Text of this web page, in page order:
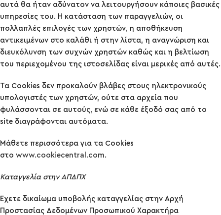
αυτά θα ήταν αδύνατον να λειτουργήσουν κάποιες βασικές
υπηρεσίες του. Η κατάσταση των παραγγελιών, οι
πολλαπλές επιλογές των χρηστών, η αποθήκευση
αντικειμένων στο καλάθι ή στην λίστα, η αναγνώριση και
διευκόλυνση των συχνών χρηστών καθώς και η βελτίωση
του περιεχομένου της ιστοσελίδας είναι μερικές από αυτές.
Τα Cookies δεν προκαλούν βλάβες στους ηλεκτρονικούς
υπολογιστές των χρηστών, ούτε στα αρχεία που
φυλάσσονται σε αυτούς, ενώ σε κάθε έξοδό σας από το
site διαγράφονται αυτόματα.
Μάθετε περισσότερα για τα Cookies
στο www.cookiecentral.com.
Καταγγελία στην ΑΠΔΠΧ
Έχετε δικαίωμα υποβολής καταγγελίας στην Αρχή
Προστασίας Δεδομένων Προσωπικού Χαρακτήρα